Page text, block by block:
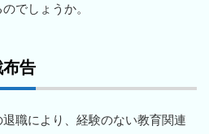
でしょうか。
告
職により、経験のない教育関連